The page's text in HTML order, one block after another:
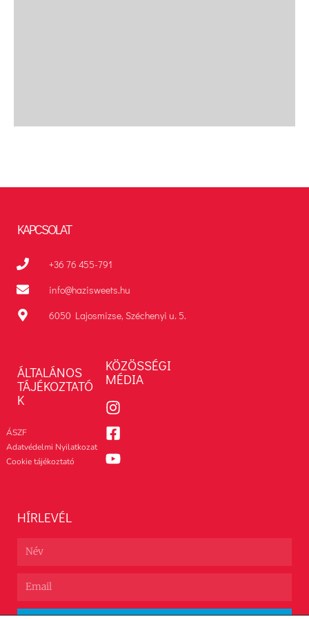
KAPCSOLAT
+36 76 455-791
info@hazisweets.hu
6050 Lajosmizse, Széchenyi u. 5.
ÁLTALÁNOS
TÁJÉKOZTATÓ
K
ÁSZF
Adatvédelmi Nyilatkozat
Cookie tájékoztató
KÖZÖSSÉGI
MÉDIA
HÍRLEVÉL